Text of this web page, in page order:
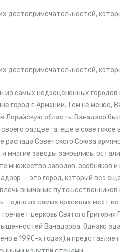
достопримечательностей,
достопримечательностей,
из самых недооцененных городов
город в Армении. Тем не менее,
Лорийскую область. Ванадзор
расцвета, еще в советское
распада Советского Союза
многие заводы закрылись,
множество заводов, особняков и
— это город, который все
внимание
– одно из самых красивых мест
церковь Святого
Ванадзора. Однако
в 1990-х годах) и